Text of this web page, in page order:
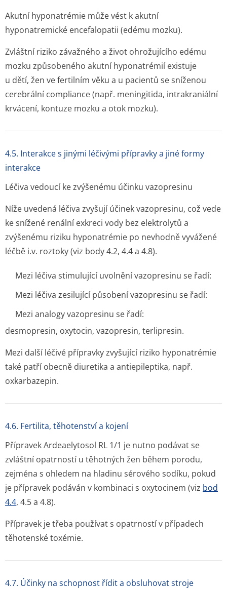
Akutní hyponatrémie může vést k akutní
hyponatremické encefalopatii (edému mozku).
Zvláštní riziko závažného a život ohrožujícího edému
mozku způsobeného akutní hyponatrémií existuje
u dětí, žen ve fertilním věku a u pacientů se sníženou
cerebrální compliance (např. meningitida, intrakraniální
krvácení, kontuze mozku a otok mozku).
4.5. Interakce s jinými léčivými přípravky a jiné formy
interakce
Léčiva vedoucí ke zvýšenému účinku vazopresinu
Níže uvedená léčiva zvyšují účinek vazopresinu, což vede
ke snížené renální exkreci vody bez elektrolytů a
zvýšenému riziku hyponatrémie po nevhodně vyvážené
léčbě i.v. roztoky (viz body 4.2, 4.4 a 4.8).
Mezi léčiva stimulující uvolnění vazopresinu se řadí:
Mezi léčiva zesilující působení vazopresinu se řadí:
Mezi analogy vazopresinu se řadí:
desmopresin, oxytocin, vazopresin, terlipresin.
Mezi další léčivé přípravky zvyšující riziko hyponatrémie
také patří obecně diuretika a antiepileptika, např.
oxkarbazepin.
4.6. Fertilita, těhotenství a kojení
Přípravek Ardeaelytosol RL 1/1 je nutno podávat se
zvláštní opatrností u těhotných žen během porodu,
zejména s ohledem na hladinu sérového sodíku, pokud
je přípravek podáván v kombinaci s oxytocinem (viz bod
4.4, 4.5 a 4.8).
Přípravek je třeba používat s opatrností v případech
těhotenské toxémie.
4.7. Účinky na schopnost řídit a obsluhovat stroje